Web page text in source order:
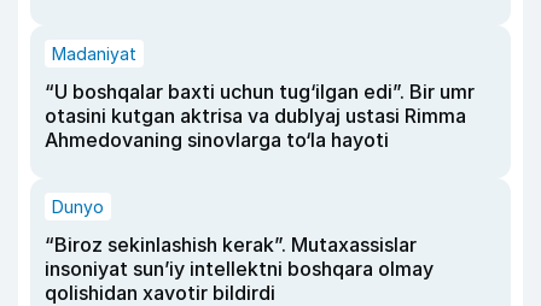
Madaniyat
“U boshqalar baxti uchun tug‘ilgan edi”. Bir umr
otasini kutgan aktrisa va dublyaj ustasi Rimma
Ahmedovaning sinovlarga to‘la hayoti
Dunyo
“Biroz sekinlashish kerak”. Mutaxassislar
insoniyat sun’iy intellektni boshqara olmay
qolishidan xavotir bildirdi